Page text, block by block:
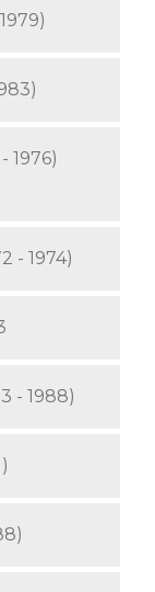
1976)
- 1974)
- 1988)